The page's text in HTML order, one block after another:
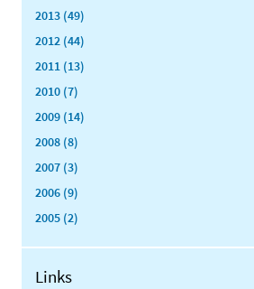
2013 (49)
2012 (44)
2011 (13)
2010 (7)
2009 (14)
2008 (8)
2007 (3)
2006 (9)
2005 (2)
Links